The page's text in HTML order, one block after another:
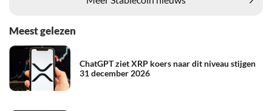
Meest gelezen
ChatGPT ziet XRP koers naar dit niveau stijgen
31 december 2026